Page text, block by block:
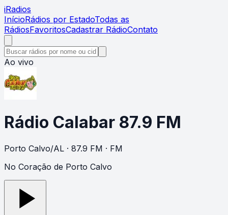
iRadios
InícioRádios por EstadoTodas as
RádiosFavoritosCadastrar RádioContato
Ao vivo
Rádio Calabar 87.9 FM
Porto Calvo/AL · 87.9 FM · FM
No Coração de Porto Calvo